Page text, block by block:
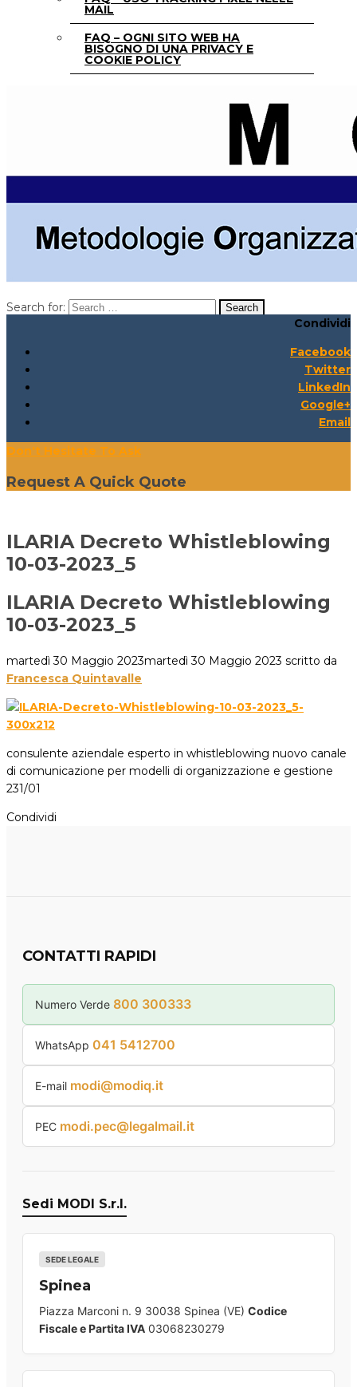
MAIL
FAQ – OGNI SITO WEB HA
BISOGNO DI UNA PRIVACY E
COOKIE POLICY
Search for:
Condividi
Facebook
Twitter
LinkedIn
Google+
Email
Don't Hesitate To Ask
Request A Quick Quote
ILARIA Decreto Whistleblowing
10-03-2023_5
ILARIA Decreto Whistleblowing
10-03-2023_5
martedì 30 Maggio 2023martedì 30 Maggio 2023 scritto da
Francesca Quintavalle
consulente aziendale esperto in whistleblowing nuovo canale
di comunicazione per modelli di organizzazione e gestione
231/01
Condividi
CONTATTI RAPIDI
Numero Verde 800 300333
WhatsApp 041 5412700
E-mail modi@modiq.it
PEC modi.pec@legalmail.it
Sedi MODI S.r.l.
SEDE LEGALE
Spinea
Piazza Marconi n. 9 30038 Spinea (VE) Codice
Fiscale e Partita IVA 03068230279